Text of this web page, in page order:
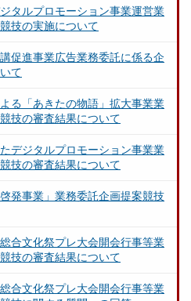
タルプロモーション事業運営業
技の実施について
促進事業広告業務委託に係る企
て
る「あきたの物語」拡大事業業
技の審査結果について
デジタルプロモーション事業業
技の審査結果について
発事業」業務委託企画提案競技
合文化祭プレ大会開会行事等業
技の審査結果について
合文化祭プレ大会開会行事等業